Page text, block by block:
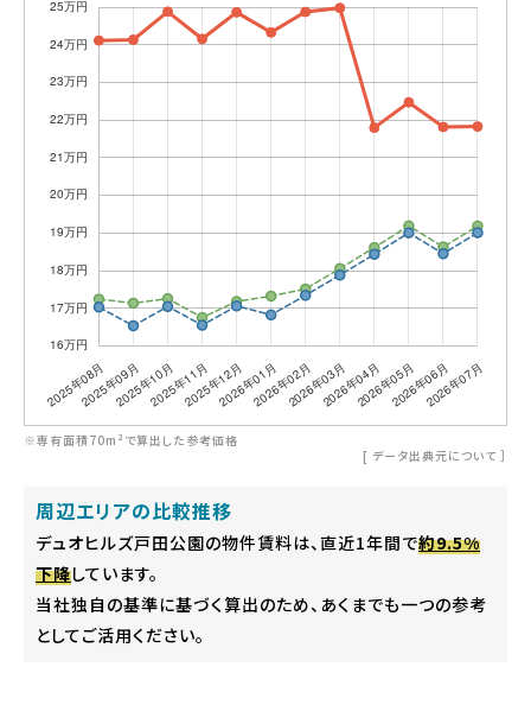
※専有面積70m²で算出した参考価格
[ データ出典元について ］
周辺エリアの比較推移
デュオヒルズ戸田公園の物件賃料は、直近1年間で約9.5%
下降しています。
当社独自の基準に基づく算出のため、あくまでも一つの参考
としてご活用ください。